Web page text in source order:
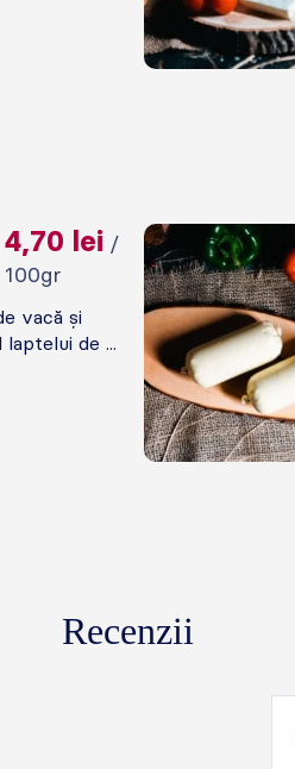
4,70 lei /
100gr
vacă și
de ...
Recenzii